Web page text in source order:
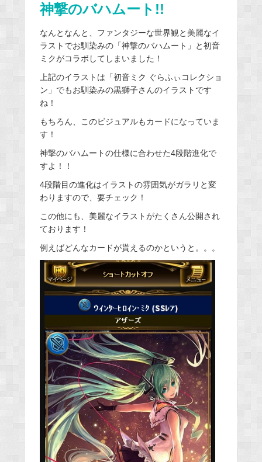
神撃のバハムート!!
なんとなんと、ファンタジーな世界観と美麗なイ
ラストでお馴染みの「神撃のバハムート」と初音
ミクがコラボしてしまいました！
上記のイラストは「初音ミク ぐらふぃコレクショ
ン」でもお馴染みの黒獅子さんのイラストです
ね！
もちろん、このビジュアルもカードになっていま
す！
神撃のバハムートの仕様に合わせた4段階進化で
すよ！！
4段階目の進化はイラストの雰囲気がガラリと変
わりますので、要チェック！
この他にも、美麗なイラストがたくさん公開され
ております！
例えばどんなカードが貰えるのかというと。。。